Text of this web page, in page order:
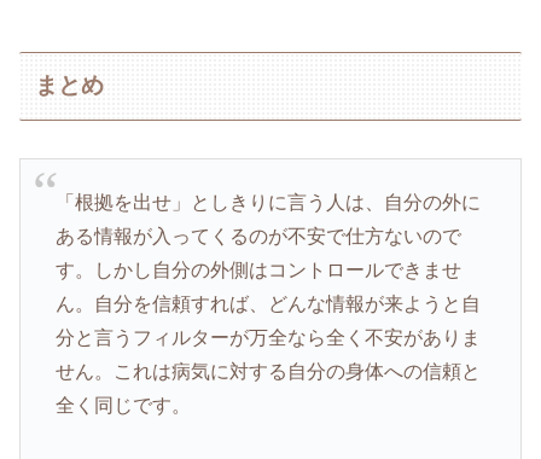
まとめ
「根拠を出せ」としきりに言う人は、自分の外に
ある情報が入ってくるのが不安で仕方ないので
す。しかし自分の外側はコントロールできませ
ん。自分を信頼すれば、どんな情報が来ようと自
分と言うフィルターが万全なら全く不安がありま
せん。これは病気に対する自分の身体への信頼と
全く同じです。